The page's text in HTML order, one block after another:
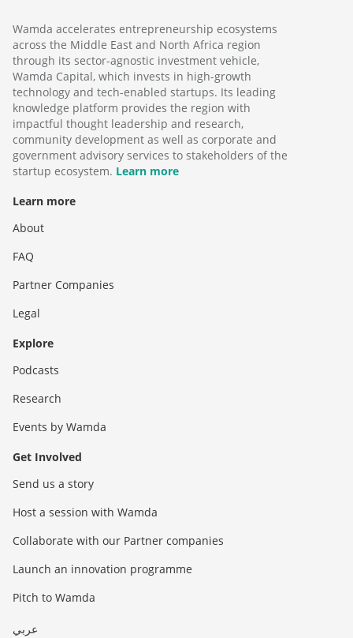
Wamda accelerates entrepreneurship ecosystems
across the Middle East and North Africa region
through its sector-agnostic investment vehicle,
Wamda Capital, which invests in high-growth
technology and tech-enabled startups. Its leading
knowledge platform provides the region with
impactful thought leadership and research,
community development as well as corporate and
government advisory services to stakeholders of the
startup ecosystem. Learn more
Learn more
About
FAQ
Partner Companies
Legal
Explore
Podcasts
Research
Events by Wamda
Get Involved
Send us a story
Host a session with Wamda
Collaborate with our Partner companies
Launch an innovation programme
Pitch to Wamda
عربي